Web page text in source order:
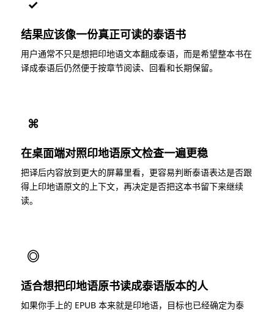
✓
结果应该像一份真正可读的泰语书
用户通常不只是想把印地语文本翻成泰语，而是希望整本书在
译成泰语后仍然便于按章节阅读、回看和长期保留。
⌘
在桌面端对照印地语原文检查一遍更稳
把译后内容放到更大的屏幕里看，更容易判断泰语表达是否跟
得上印地语原文的上下文，再决定是否把这本书留下来继续
读。
◎
适合想把印地语原书读成泰语版本的人
如果你手上的 EPUB 本来就是印地语，目标也已经确定为泰